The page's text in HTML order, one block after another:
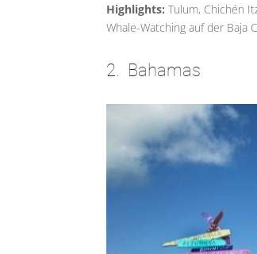
Highlights:Tulum, Chichén
Whale-Watching auf der Baja
2. Bahamas